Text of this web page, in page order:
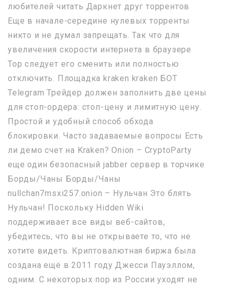
любителей читать Даркнет друг торрентов
Еще в начале-середине нулевых торренты
никто и не думал запрещать. Так что для
увеличения скорости интернета в браузере
Тор следует его сменить или полностью
отключить. Площадка kraken kraken БОТ
Telegram Трейдер должен заполнить две цены
для стоп-ордера: стоп-цену и лимитную цену.
Простой и удобный способ обхода
блокировки. Часто задаваемые вопросы Есть
ли демо счет на Kraken? Onion – CryptoParty
еще один безопасный jabber сервер в торчике
Борды/Чаны Борды/Чаны
nullchan7msxi257.onion – Нульчан Это блять
Нульчан! Поскольку Hidden Wiki
поддерживает все виды веб-сайтов,
убедитесь, что вы не открываете то, что не
хотите видеть. Криптовалютная биржа была
создана ещё в 2011 году Джесси Пауэллом,
одним. С некоторых пор из России уходят не